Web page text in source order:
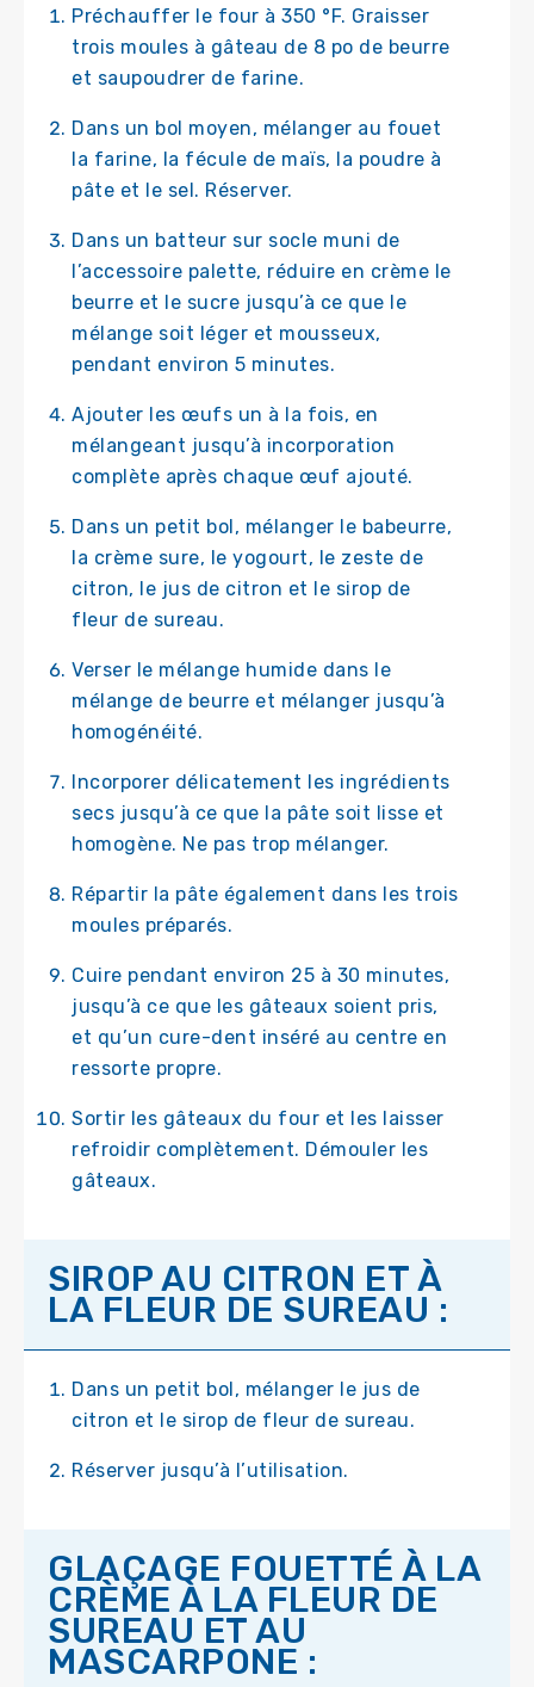
Préchauffer le four à 350 °F. Graisser
trois moules à gâteau de 8 po de beurre
et saupoudrer de farine.
Dans un bol moyen, mélanger au fouet
la farine, la fécule de maïs, la poudre à
pâte et le sel. Réserver.
Dans un batteur sur socle muni de
l’accessoire palette, réduire en crème le
beurre et le sucre jusqu’à ce que le
mélange soit léger et mousseux,
pendant environ 5 minutes.
Ajouter les œufs un à la fois, en
mélangeant jusqu’à incorporation
complète après chaque œuf ajouté.
Dans un petit bol, mélanger le babeurre,
la crème sure, le yogourt, le zeste de
citron, le jus de citron et le sirop de
fleur de sureau.
Verser le mélange humide dans le
mélange de beurre et mélanger jusqu’à
homogénéité.
Incorporer délicatement les ingrédients
secs jusqu’à ce que la pâte soit lisse et
homogène. Ne pas trop mélanger.
Répartir la pâte également dans les trois
moules préparés.
Cuire pendant environ 25 à 30 minutes,
jusqu’à ce que les gâteaux soient pris,
et qu’un cure-dent inséré au centre en
ressorte propre.
Sortir les gâteaux du four et les laisser
refroidir complètement. Démouler les
gâteaux.
SIROP AU CITRON ET À
LA FLEUR DE SUREAU :
Dans un petit bol, mélanger le jus de
citron et le sirop de fleur de sureau.
Réserver jusqu’à l’utilisation.
GLAÇAGE FOUETTÉ À LA
CRÈME À LA FLEUR DE
SUREAU ET AU
MASCARPONE :